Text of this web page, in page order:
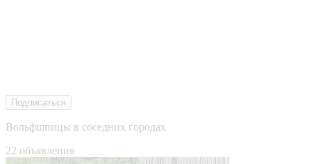
Подписаться
Вольфшпицы в соседних городах
22 объявления